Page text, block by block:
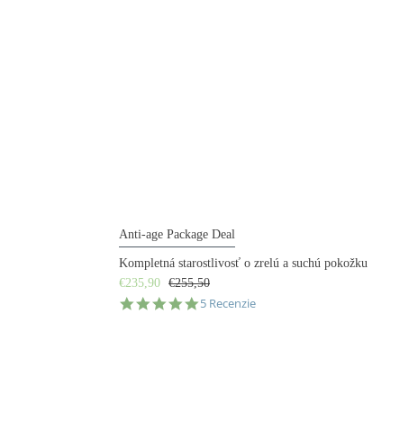
Anti-age Package Deal
Kompletná starostlivosť o zrelú a suchú pokožku
€235,90 €255,50
5.0
5 Recenzie